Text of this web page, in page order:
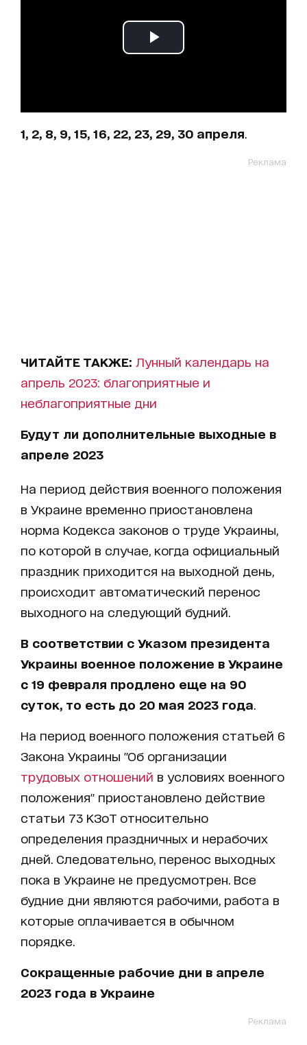
1, 2, 8, 9, 15, 16, 22, 23, 29, 30 апреля
Реклама
ЧИТАЙТЕ ТАКЖЕ: Лунный календарь на
апрель 2023: благоприятные и
неблагоприятные дни
Будут ли дополнительные выходные в
апреле 2023
На период действия военного положения
в Украине временно приостановлена
норма Кодекса законов о труде Украины,
по которой в случае, когда официальный
праздник приходится на выходной день,
происходит автоматический перенос
выходного на следующий будний.
В соответствии с Указом президента
Украины военное положение в Украине
с 19 февраля продлено еще на 90
суток, то есть до 20 мая 2023 года
На период военного положения статьей 6
Закона Украины "Об организации
трудовых отношений в условиях военного
положения" приостановлено действие
статьи 73 КЗоТ относительно
определения праздничных и нерабочих
дней. Следовательно, перенос выходных
пока в Украине не предусмотрен. Все
будние дни являются рабочими, работа в
которые оплачивается в обычном
порядке.
Сокращенные рабочие дни в апреле
2023 года в Украине
Реклама